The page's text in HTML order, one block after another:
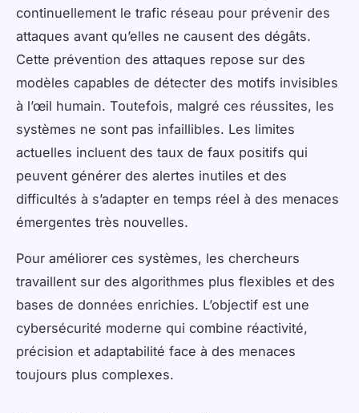
continuellement le trafic réseau pour prévenir des
attaques avant qu’elles ne causent des dégâts.
Cette prévention des attaques repose sur des
modèles capables de détecter des motifs invisibles
à l’œil humain. Toutefois, malgré ces réussites, les
systèmes ne sont pas infaillibles. Les limites
actuelles incluent des taux de faux positifs qui
peuvent générer des alertes inutiles et des
difficultés à s’adapter en temps réel à des menaces
émergentes très nouvelles.
Pour améliorer ces systèmes, les chercheurs
travaillent sur des algorithmes plus flexibles et des
bases de données enrichies. L’objectif est une
cybersécurité moderne qui combine réactivité,
précision et adaptabilité face à des menaces
toujours plus complexes.